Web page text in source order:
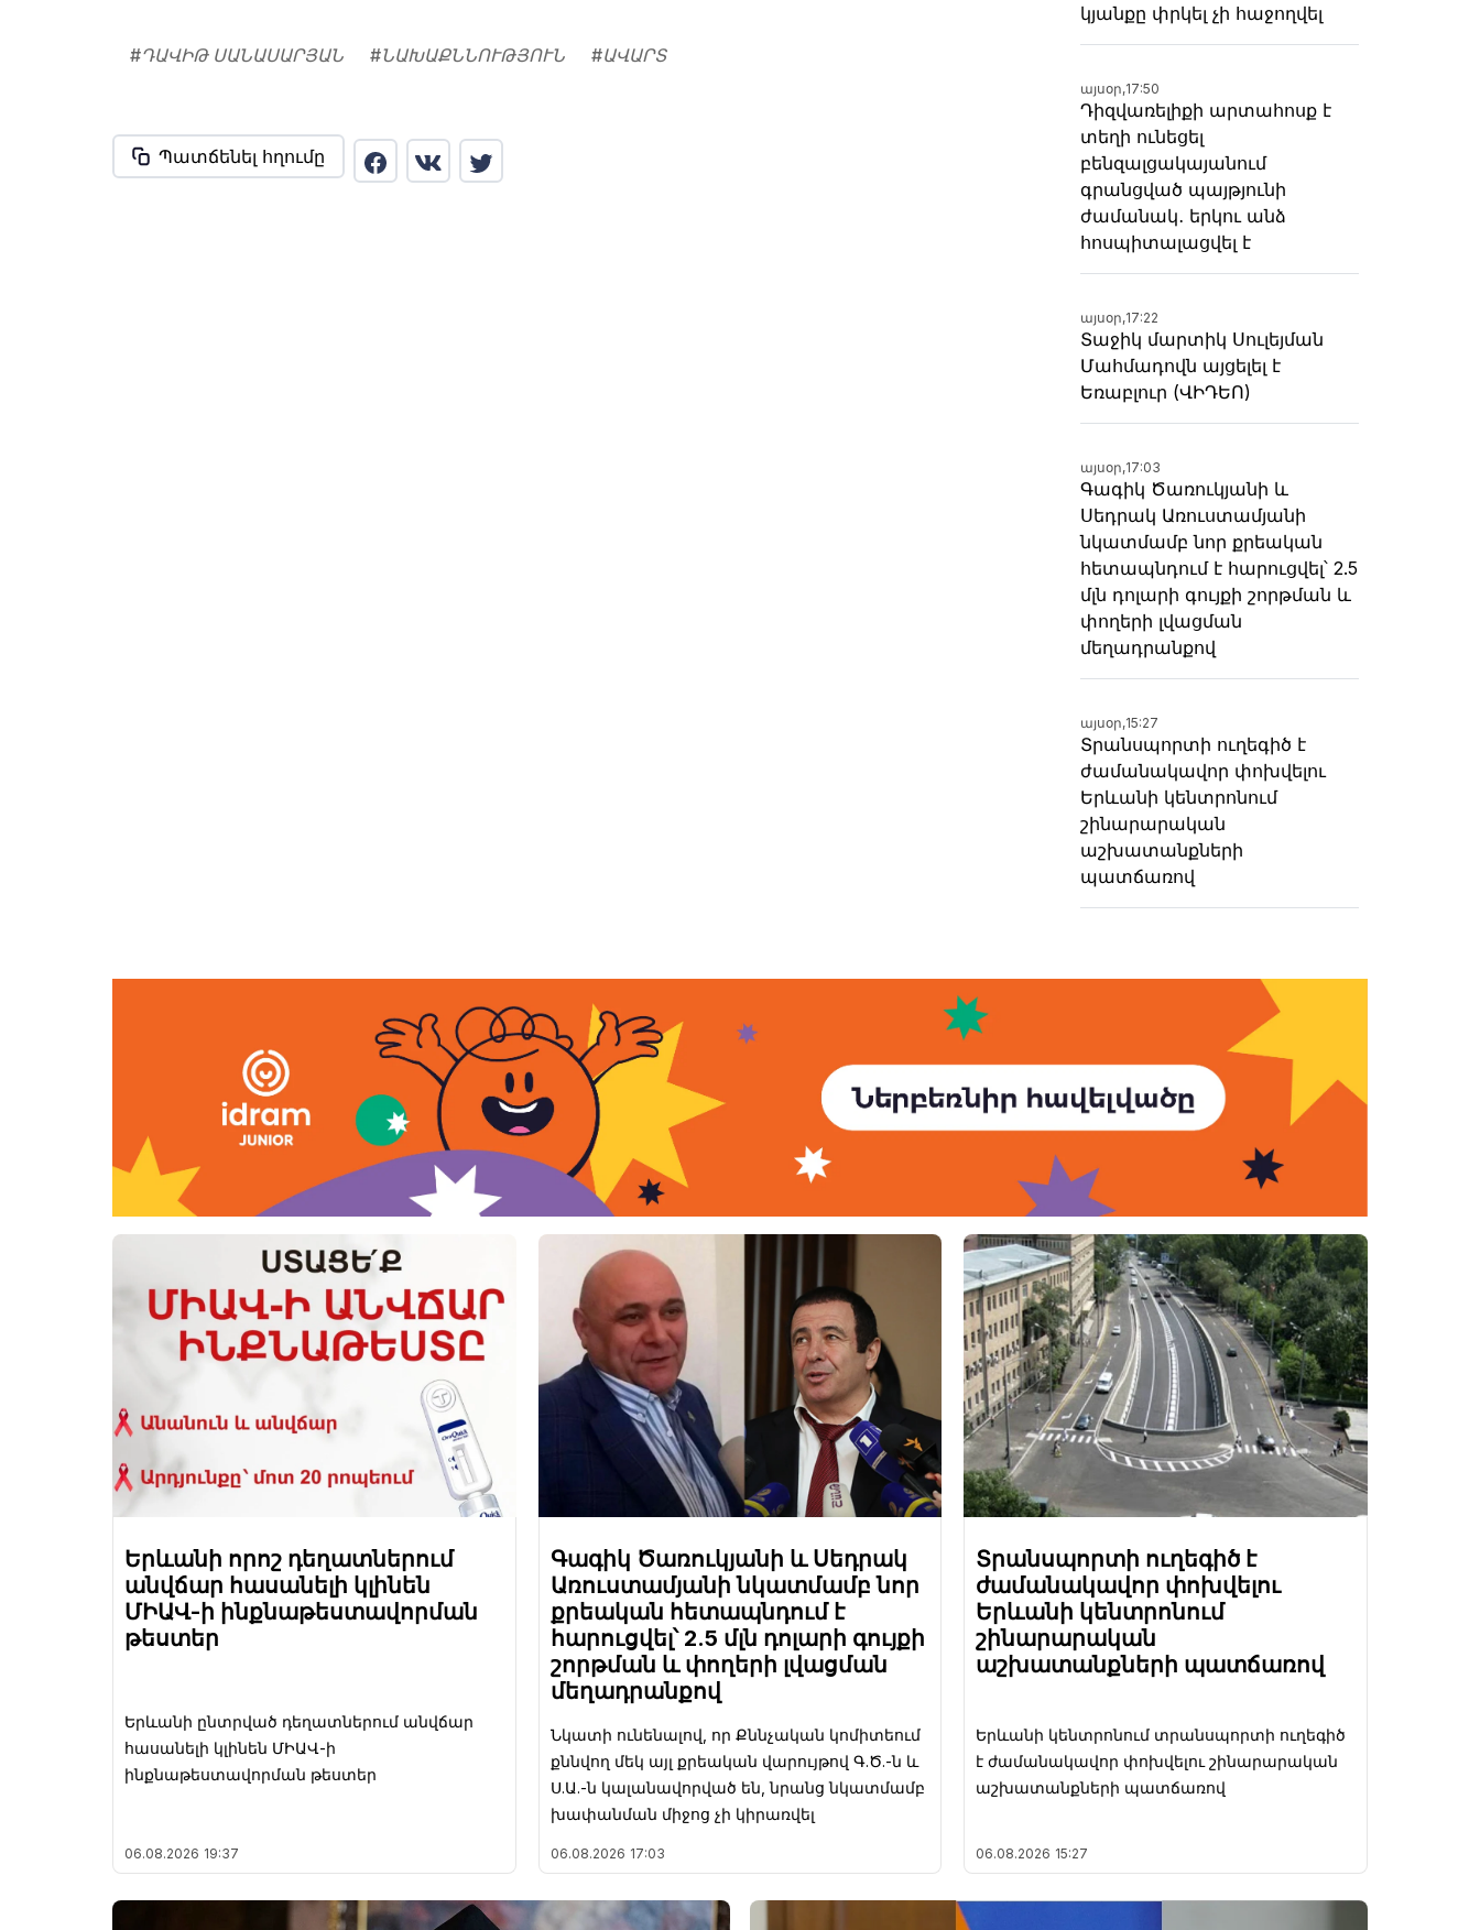
#ԴԱՎԻԹ ՍԱՆԱՍԱՐՅԱՆ #ՆԱԽԱՔՆՆՈՒԹՅՈՒՆ #ԱՎԱՐՏ
Պատճենել հղումը
կյանքը փրկել չի հաջողվել
այսօր,17:50
Դիզվառելիքի արտահոսք է
տեղի ունեցել
բենզալցակայանում
գրանցված պայթյունի
ժամանակ․ երկու անձ
հոսպիտալացվել է
այսօր,17:22
Տաջիկ մարտիկ Սուլեյման
Մահմադովն այցելել է
Եռաբլուր (ՎԻԴԵՈ)
այսօր,17:03
Գագիկ Ծառուկյանի և
Սեդրակ Առուստամյանի
նկատմամբ նոր քրեական
հետապնդում է հարուցվել՝ 2.5
մլն դոլարի գույքի շորթման և
փողերի լվացման
մեղադրանքով
այսօր,15:27
Տրանսպորտի ուղեգիծ է
ժամանակավոր փոխվելու
Երևանի կենտրոնում
շինարարական
աշխատանքների
պատճառով
Երևանի որոշ դեղատներում
անվճար հասանելի կլինեն
ՄԻԱՎ-ի ինքնաթեստավորման
թեստեր
Երևանի ընտրված դեղատներում անվճար
հասանելի կլինեն ՄԻԱՎ-ի
ինքնաթեստավորման թեստեր
06.08.2026 19:37
Գագիկ Ծառուկյանի և Սեդրակ
Առուստամյանի նկատմամբ նոր
քրեական հետապնդում է
հարուցվել՝ 2.5 մլն դոլարի գույքի
շորթման և փողերի լվացման
մեղադրանքով
Նկատի ունենալով, որ Քննչական կոմիտեում
քննվող մեկ այլ քրեական վարույթով Գ.Ծ.-ն և
Ս.Ա.-ն կալանավորված են, նրանց նկատմամբ
խափանման միջոց չի կիրառվել
06.08.2026 17:03
Տրանսպորտի ուղեգիծ է
ժամանակավոր փոխվելու
Երևանի կենտրոնում
շինարարական
աշխատանքների պատճառով
Երևանի կենտրոնում տրանսպորտի ուղեգիծ
է ժամանակավոր փոխվելու շինարարական
աշխատանքների պատճառով
06.08.2026 15:27